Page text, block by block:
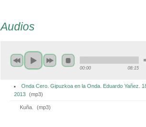
Audios
00:00 08:15
Onda Cero. Gipuzkoa en la Onda. Eduardo Yañez.
2013 (mp3)
Kuña. (mp3)